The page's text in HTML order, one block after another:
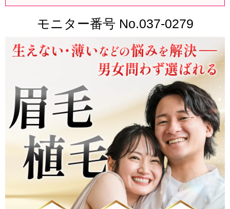
モニター番号 No.037-0279